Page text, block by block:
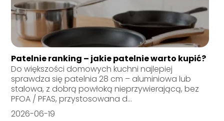
Patelnie ranking – jakie patelnie warto kupić?
Do większości domowych kuchni najlepiej
sprawdza się patelnia 28 cm – aluminiowa lub
stalowa, z dobrą powłoką nieprzywierającą, bez
PFOA / PFAS, przystosowana d...
2026-06-19